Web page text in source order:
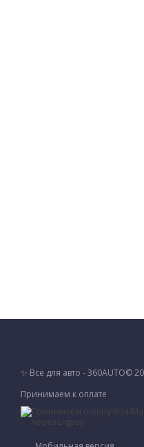
✨ Все для авто - 360AUTO©
Принимаем к оплате